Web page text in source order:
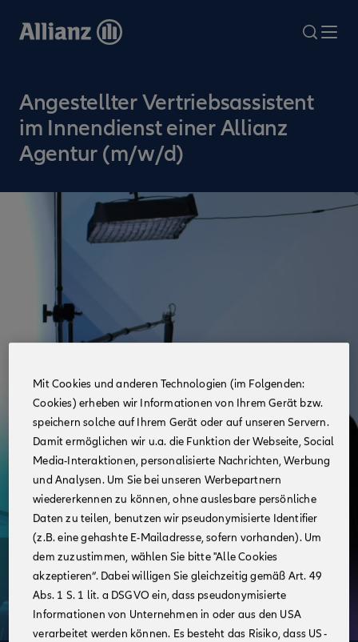
zum
search
Angestellter Vertriebsassistent
im Innendienst einer Allianz
Agentur (m/w/d)
Mit Cookies und anderen Technologien (im Folgenden:
Cookies) erheben wir Informationen von Ihrem Gerät bzw.
speichern solche auf Ihrem Gerät oder auf unseren Servern.
Damit ermöglichen wir u.a. die Funktion der Webseite, Social
Media-Interaktionen, personalisierte Nachrichten, Werbung
und Analysen. Um Sie bei unseren Werbepartnern
wiedererkennen zu können, ohne auslesbare persönliche
Daten zu teilen, benutzen wir pseudonymisierte Identifier
(z.B. eine gehashte E-Mailadresse, sofern vorhanden). Um
dem zuzustimmen, wählen Sie bitte "Alle Cookies
akzeptieren“. Dabei willigen Sie gleichzeitig gemäß Art. 49
Abs. 1 S. 1 lit. a DSGVO ein, dass pseudonymisierte
Informationen von Unternehmen in oder aus den USA
verarbeitet werden können. Es besteht das Risiko, dass US-